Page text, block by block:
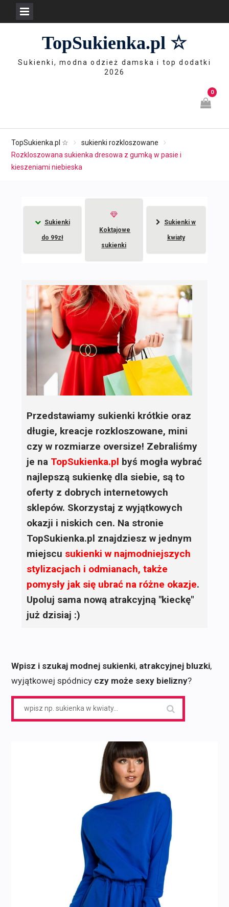
TopSukienka.pl ☆
Sukienki, modna odzież damska i top dodatki
2026
0
TopSukienka.pl ☆
sukienki rozkloszowane
Rozkloszowana sukienka dresowa z gumką w pasie i
kieszeniami niebieska
Sukienki
do 99zł
Koktajowe
sukienki
Sukienki w
kwiaty
Przedstawiamy sukienki krótkie oraz
długie, kreacje rozkloszowane, mini
czy w rozmiarze oversize! Zebraliśmy
je na TopSukienka.pl byś mogła wybrać
najlepszą sukienkę dla siebie, są to
oferty z dobrych internetowych
sklepów. Skorzystaj z wyjątkowych
okazji i niskich cen. Na stronie
TopSukienka.pl znajdziesz w jednym
miejscu sukienki w najmodniejszych
stylizacjach i odmianach, także
pomysły jak się ubrać na różne okazje.
Upoluj sama nową atrakcyjną "kieckę"
już dzisiaj :)
Wpisz i szukaj modnej sukienki, atrakcyjnej bluzki,
wyjątkowej spódnicy czy może sexy bielizny?